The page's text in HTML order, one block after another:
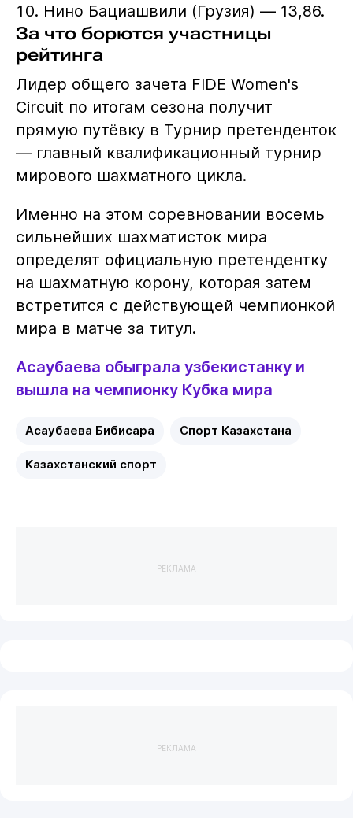
Нино Бациашвили (Грузия) — 13,86.
За что борются участницы
рейтинга
Лидер общего зачета FIDE Women's
Circuit по итогам сезона получит
прямую путёвку в Турнир претенденток
— главный квалификационный турнир
мирового шахматного цикла.
Именно на этом соревновании восемь
сильнейших шахматисток мира
определят официальную претендентку
на шахматную корону, которая затем
встретится с действующей чемпионкой
мира в матче за титул.
Асаубаева обыграла узбекистанку и
вышла на чемпионку Кубка мира
Асаубаева Бибисара Спорт Казахстана
Казахстанский спорт
РЕКЛАМА
РЕКЛАМА